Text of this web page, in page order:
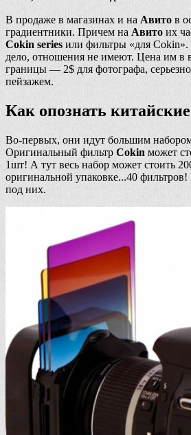
В продаже в магазинах и на Авито в
градиентники. Причем на Авито их
Cokin series или фильтры «для
дело, отношения не имеют. Цена им в
границы — 2$ для фотографа,
пейзажем.
Как опознать
Во-первых, они идут большим
Оригинальный фильтр Cokin может
1шт! А тут весь набор может стоить
оригинальной упаковке...40
под них.